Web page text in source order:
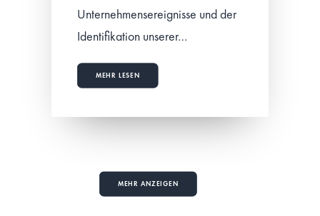
Unternehmensereignisse und der
Identifikation unserer…
MEHR LESEN
MEHR ANZEIGEN